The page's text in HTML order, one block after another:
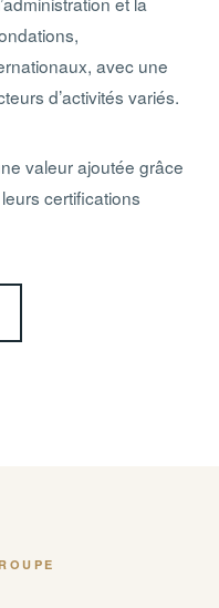
avec une
d’activités variés.
valeur ajoutée grâce
certifications